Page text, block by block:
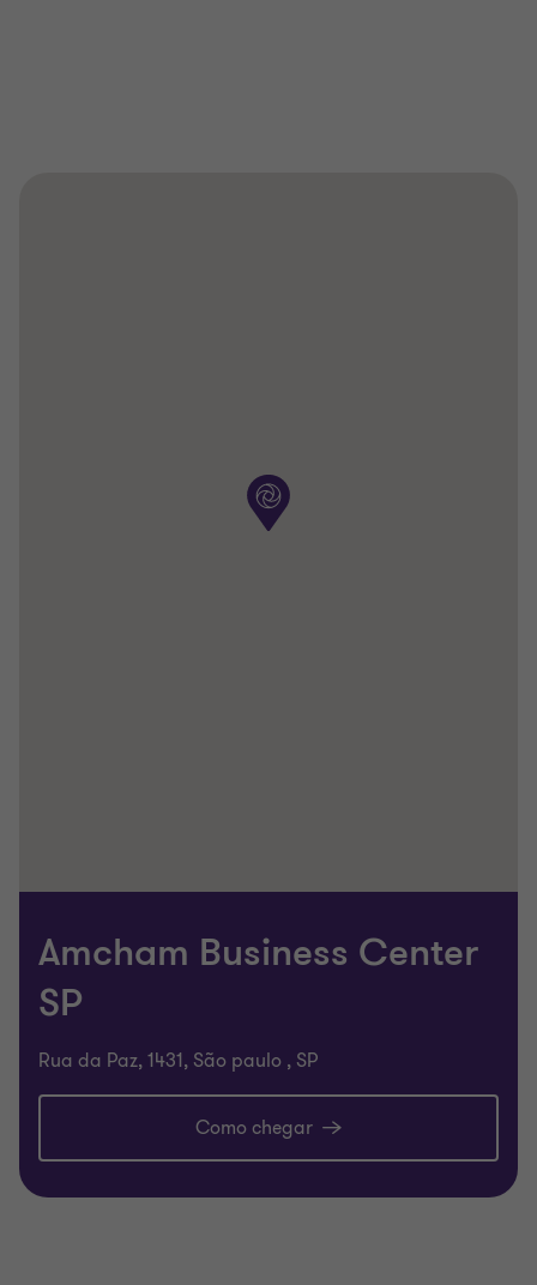
Amcham Business Center
SP
Rua da Paz, 1431, São paulo , SP
Como chegar